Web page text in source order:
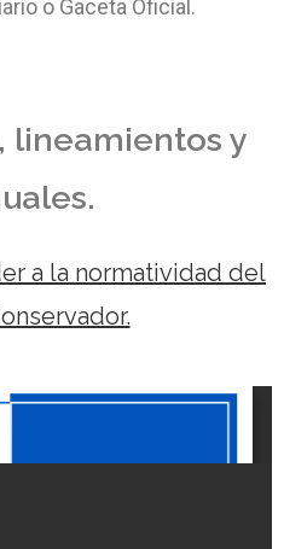
o Gaceta Oficial.
lineamientos y
a la normatividad del